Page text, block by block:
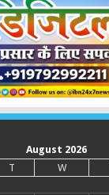
August 2026
T W